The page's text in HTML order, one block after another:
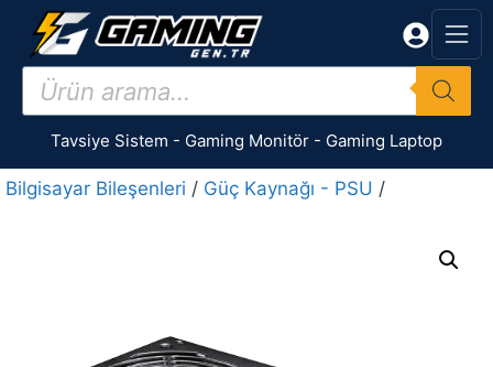
İçeriğe
Products
search
Tavsiye Sistem - Gaming Monitör - Gaming Laptop
Bilgisayar Bileşenleri / Güç Kaynağı - PSU /